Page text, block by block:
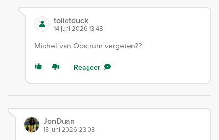
toiletduck
14 juni 2026 13:48
Michel van Oostrum vergeten??
Reageer
JonDuan
13 juni 2026 23:03